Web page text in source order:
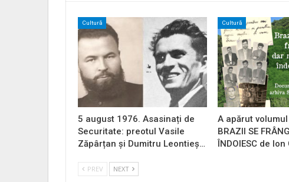
Cultură
5 august 1976. Asasinați de
Securitate: preotul Vasile
Zăpârțan și Dumitru Leontieș…
Cultură
A apărut
BRAZII SE
ÎNDOIESC de
PREV NEXT